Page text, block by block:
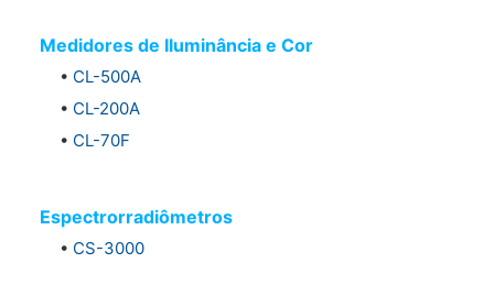
Medidores de Iluminância e Cor
• CL-500A
• CL-200A
• CL-70F
Espectrorradiômetros
• CS-3000